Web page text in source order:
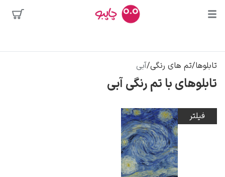
جستجوها
پیکاسو
تابلو بوسه
سالوادور دالی
فریدا کالوا
محبوب‌ترین
هنرمندان
کلود مونه
تابلوها/تم های رنگی/آبی
تابلوهای با تم رنگی آبی
فیلتر